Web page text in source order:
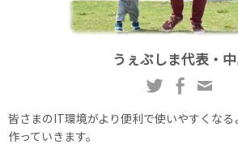
うぇぶしま代表・
皆さまのIT環境がより便利で使いやすくな
作っていきます。